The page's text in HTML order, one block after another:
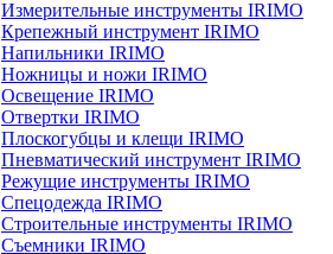
Измерительные инструменты IRIMO
Крепежный инструмент IRIMO
Напильники IRIMO
Ножницы и ножи IRIMO
Освещение IRIMO
Отвертки IRIMO
Плоскогубцы и клещи IRIMO
Пневматический инструмент IRIMO
Режущие инструменты IRIMO
Спецодежда IRIMO
Строительные инструменты IRIMO
Съемники IRIMO